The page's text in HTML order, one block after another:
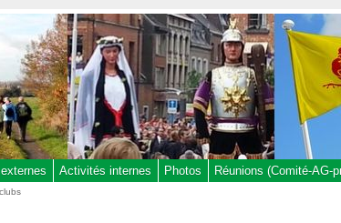
Activités internes Photos Réunions (Comité-AG-